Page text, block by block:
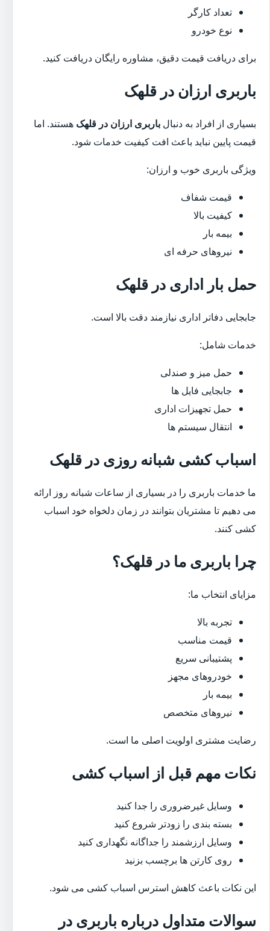
تعداد کارگر
نوع خودرو
برای دریافت قیمت دقیق، مشاوره رایگان دریافت کنید.
باربری ارزان در قلهک
بسیاری از افراد به دنبال باربری ارزان در قلهک هستند. اما
قیمت پایین نباید باعث افت کیفیت خدمات شود.
ویژگی باربری خوب و ارزان:
قیمت شفاف
کیفیت بالا
بیمه بار
نیروهای حرفه ای
حمل بار اداری در قلهک
جابجایی دفاتر اداری نیازمند دقت بالا است.
خدمات شامل:
حمل میز و صندلی
جابجایی فایل ها
حمل تجهیزات اداری
انتقال سیستم ها
اسباب کشی شبانه روزی در قلهک
ما خدمات باربری را در بسیاری از ساعات شبانه روز ارائه
می دهیم تا مشتریان بتوانند در زمان دلخواه خود اسباب
کشی کنند.
چرا باربری ما در قلهک؟
مزایای انتخاب ما:
تجربه بالا
قیمت مناسب
پشتیبانی سریع
خودروهای مجهز
بیمه بار
نیروهای متخصص
رضایت مشتری اولویت اصلی ما است.
نکات مهم قبل از اسباب کشی
وسایل غیرضروری را جدا کنید
بسته بندی را زودتر شروع کنید
وسایل ارزشمند را جداگانه نگهداری کنید
روی کارتن ها برچسب بزنید
این نکات باعث کاهش استرس اسباب کشی می شود.
سوالات متداول درباره باربری در